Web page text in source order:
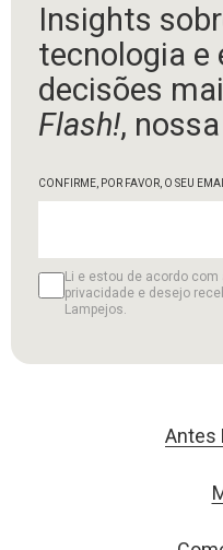
Insights
tecnologia e
decisões
Flash!,
CONFIRME, POR FAVOR, O SEU
Li e estou de acordo com
privacidade e desejo
Lampejos.
Antes